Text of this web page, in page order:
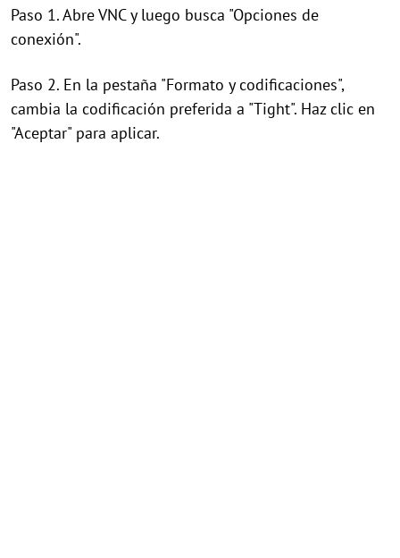
Paso 1. Abre VNC y luego busca "Opciones de
conexión".
Paso 2. En la pestaña "Formato y codificaciones",
cambia la codificación preferida a "Tight". Haz clic en
"Aceptar" para aplicar.